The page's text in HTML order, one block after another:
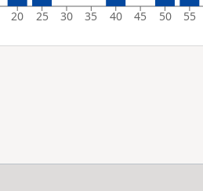
20 25 30 35 40 45 50 55